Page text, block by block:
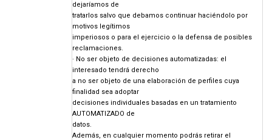
dejaríamos de
tratarlos salvo que debamos continuar haciéndolo por
motivos legítimos
imperiosos o para el ejercicio o la defensa de posibles
reclamaciones.
· No ser objeto de decisiones automatizadas: el
interesado tendrá derecho
a no ser objeto de una elaboración de perfiles cuya
finalidad sea adoptar
decisiones individuales basadas en un tratamiento
AUTOMATIZADO de
datos.
Además, en cualquier momento podrás retirar el